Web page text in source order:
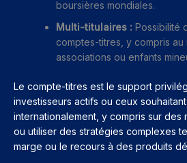
boursières mondiales.
Multi-titulaires : Possibilité
comptes-titres, y compris
associations ou enfants
Le compte-titres est le support
investisseurs actifs ou ceux
internationalement, y compris sur des
ou utiliser des stratégies complexes
marge ou le recours à des produits